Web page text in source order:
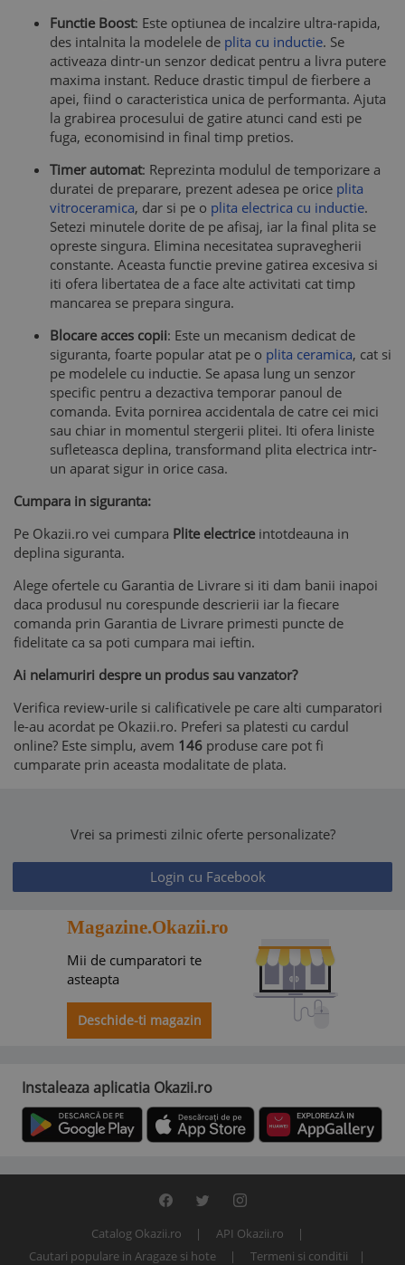
Functie Boost: Este optiunea de incalzire ultra-rapida,
des intalnita la modelele de plita cu inductie. Se
activeaza dintr-un senzor dedicat pentru a livra putere
maxima instant. Reduce drastic timpul de fierbere a
apei, fiind o caracteristica unica de performanta. Ajuta
la grabirea procesului de gatire atunci cand esti pe
fuga, economisind in final timp pretios.
Timer automat: Reprezinta modulul de temporizare a
duratei de preparare, prezent adesea pe orice plita
vitroceramica, dar si pe o plita electrica cu inductie.
Setezi minutele dorite de pe afisaj, iar la final plita se
opreste singura. Elimina necesitatea supravegherii
constante. Aceasta functie previne gatirea excesiva si
iti ofera libertatea de a face alte activitati cat timp
mancarea se prepara singura.
Blocare acces copii: Este un mecanism dedicat de
siguranta, foarte popular atat pe o plita ceramica, cat si
pe modelele cu inductie. Se apasa lung un senzor
specific pentru a dezactiva temporar panoul de
comanda. Evita pornirea accidentala de catre cei mici
sau chiar in momentul stergerii plitei. Iti ofera liniste
sufleteasca deplina, transformand plita electrica intr-
un aparat sigur in orice casa.
Cumpara in siguranta:
Pe Okazii.ro vei cumpara Plite electriceintotdeauna in
deplina siguranta.
Alege ofertele cu Garantia de Livrare si iti dam banii inapoi
daca produsul nu corespunde descrierii iar la fiecare
comanda prin Garantia de Livrare primesti puncte de
fidelitate ca sa poti cumpara mai ieftin.
Ai nelamuriri despre un produs sau vanzator?
Verifica review-urile si calificativele pe care alti cumparatori
le-au acordat pe Okazii.ro. Preferi sa platesti cu cardul
online? Este simplu, avem 146 produse care pot fi
cumparate prin aceasta modalitate de plata.
Vrei sa primesti zilnic oferte personalizate?
Login cu Facebook
Magazine.Okazii.ro
Mii de cumparatori te
asteapta
Deschide-ti magazin
Instaleaza aplicatia Okazii.ro
Catalog Okazii.ro
API Okazii.ro
Cautari populare in Aragaze si hote
Termeni si conditii